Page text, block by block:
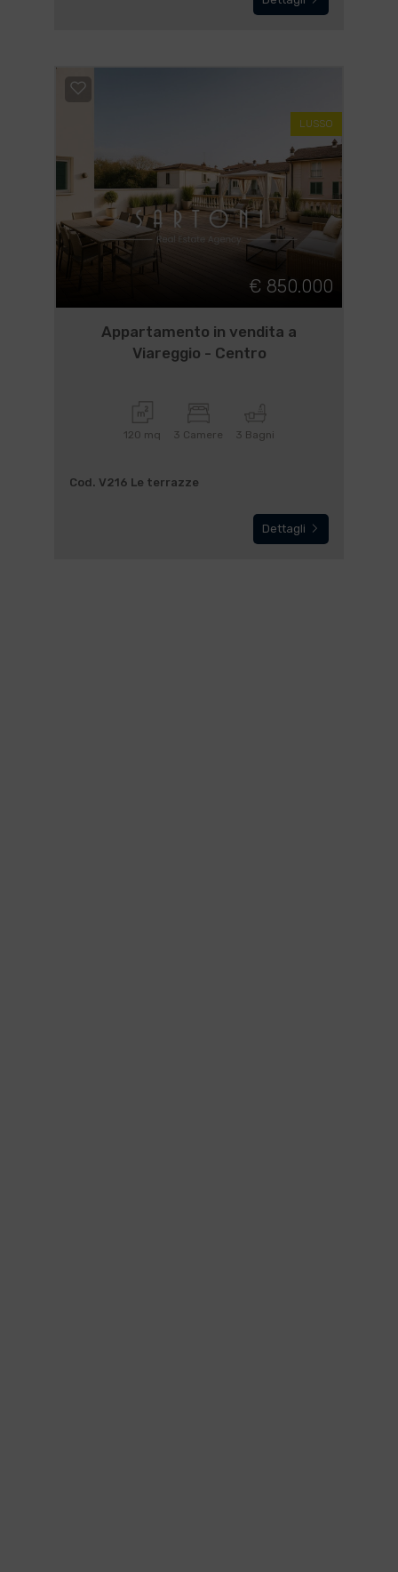
LUSSO
€ 850.000
Appartamento in vendita a
Viareggio - Centro
120 mq 3 Camere 3 Bagni
Cod. V216 Le terrazze
Dettagli